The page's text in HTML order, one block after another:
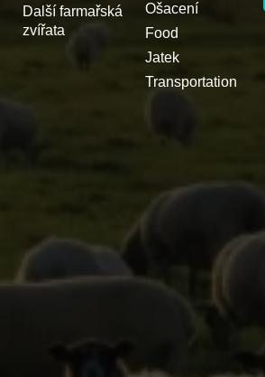
Další farmařská
zvířata
Ošacení
Food
Jatek
Transportation